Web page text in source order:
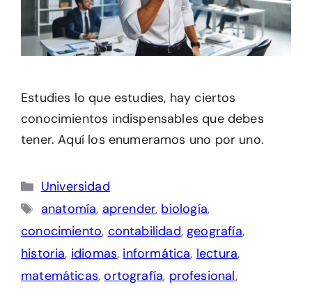
Estudies lo que estudies, hay ciertos
conocimientos indispensables que debes
tener. Aquí los enumeramos uno por uno.
Categorías
Universidad
Etiquetas
anatomía, aprender, biología,
conocimiento, contabilidad,geografía,
historia, idiomas, informática, lectura,
matemáticas,ortografía, profesional,